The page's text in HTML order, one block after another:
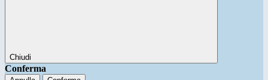
Chiudi
Conferma